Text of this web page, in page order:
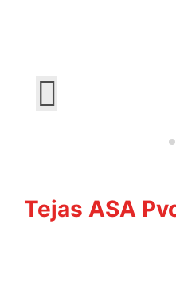
Tejas ASA